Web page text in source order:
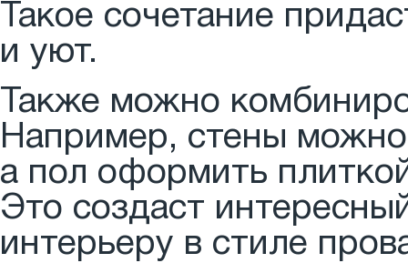
Такое сочетание
и уют.
Также можно
Например, стены можно
а пол оформить
Это создаст
интерьеру в стиле